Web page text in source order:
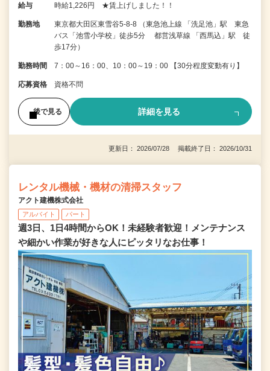
給与 時給1,226円 ★賃上げしました！！
勤務地
東京都大田区東雪谷5-8-8 （東急池上線 「洗足池」駅 東急
バス「池雪小学校」徒歩5分 都営浅草線 「西馬込」駅 徒
歩17分）
勤務時間 7：00～16：00、10：00～19：00 【30分程度変動有り】
応募資格 資格不問
後で見る 詳細を見る
更新日： 2026/07/28 掲載終了日： 2026/10/31
レンタル機械・機材の清掃スタッフ
アクト建機株式会社
アルバイト パート
週3日、1日4時間からOK！未経験者歓迎！メンテナンス
や細かい作業が好きな人にピッタリなお仕事！